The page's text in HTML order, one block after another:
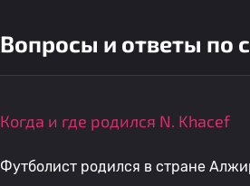
Вопросы и ответы по
Когда и где родился N. Khacef
Футболист родился в стране